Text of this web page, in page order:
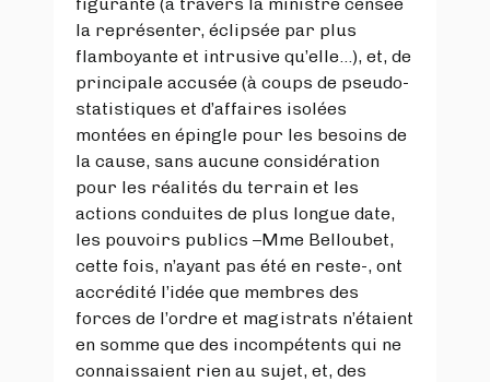
la représenter, éclipsée par plus
flamboyante et intrusive qu’elle…), et, de
principale accusée (à coups de pseudo-
statistiques et d’affaires isolées
montées en épingle pour les besoins de
la cause, sans aucune considération
pour les réalités du terrain et les
actions conduites de plus longue date,
les pouvoirs publics –Mme Belloubet,
cette fois, n’ayant pas été en reste-, ont
accrédité l’idée que membres des
forces de l’ordre et magistrats n’étaient
en somme que des incompétents qui ne
connaissaient rien au sujet, et, des